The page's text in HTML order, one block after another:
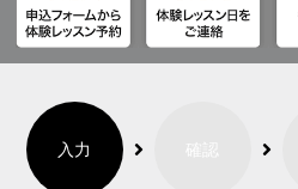
入力 確認